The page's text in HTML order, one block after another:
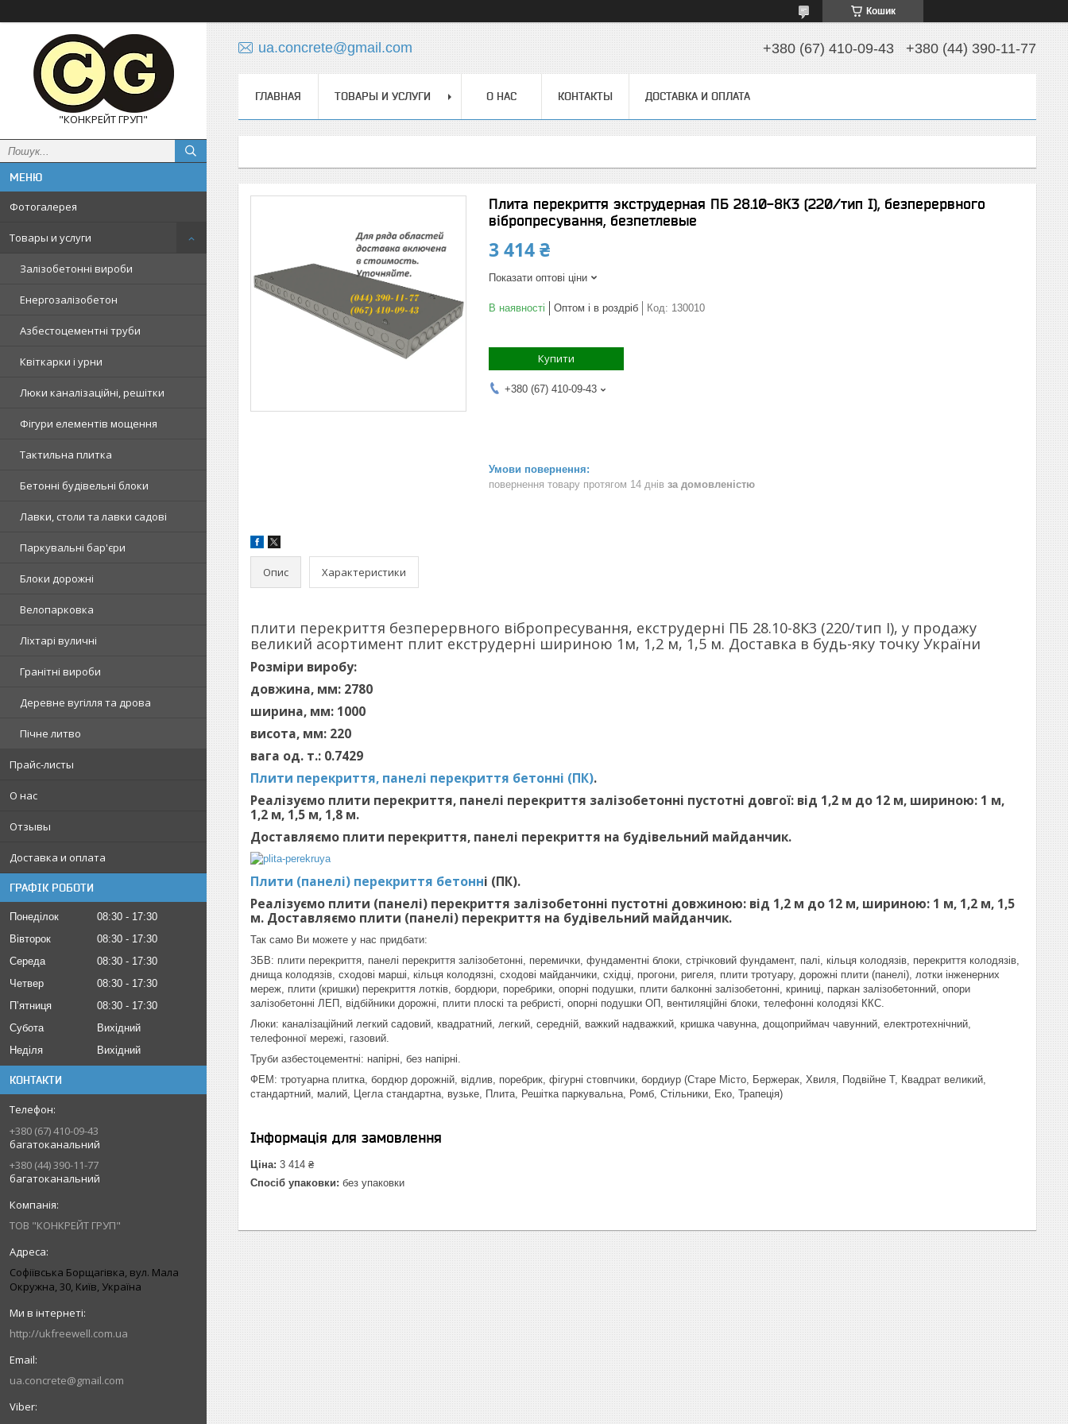
Кошик
"КОНКРЕЙТ ГРУП"
Фотогалерея
Товары и услуги
Залізобетонні вироби
Енергозалізобетон
Азбестоцементні труби
Квіткарки і урни
Люки каналізаційні, решітки
Фігури елементів мощення
Тактильна плитка
Бетонні будівельні блоки
Лавки, столи та лавки садові
Паркувальні бар'єри
Блоки дорожні
Велопарковка
Ліхтарі вуличні
Гранітні вироби
Деревне вугілля та дрова
Пічне литво
Прайс-листы
О нас
Отзывы
Доставка и оплата
ГРАФІК РОБОТИ
Понеділок 08:30
17:30
Вівторок
08:30
17:30
Середа
08:30
17:30
Четвер
08:30
17:30
Пʼятниця
08:30
17:30
Субота
Вихідний
Неділя
Вихідний
КОНТАКТИ
+380 (67) 410-09-43
багатоканальний
+380 (44) 390-11-77
багатоканальний
ТОВ "КОНКРЕЙТ ГРУП"
Софіївська Борщагівка, вул. Мала
Окружна, 30, Київ, Україна
http://ukfreewell.com.ua
ua.concrete@gmail.com
ua.concrete@gmail.com +380 (67) 410-09-43 +380 (44) 390-11-77
ГЛАВНАЯ ТОВАРЫ И УСЛУГИ О НАС КОНТАКТЫ ДОСТАВКА И ОПЛАТА
Плита перекриття экструдерная ПБ 28.10-8К3 (220/тип І), безперервного
вібропресування, безпетлевые
3 414 ₴
Показати оптові ціни
В наявності Оптом і в роздріб Код: 130010
Купити
+380 (67) 410-09-43
повернення товару протягом 14 днів за домовленістю
Опис Характеристики
плити перекриття безперервного вібропресування, екструдерні ПБ 28.10-8К3 (220/тип І), у продажу
великий асортимент плит екструдерні шириною 1м, 1,2 м, 1,5 м. Доставка в будь-яку точку України
Розміри виробу:
довжина, мм: 2780
ширина, мм: 1000
висота, мм: 220
вага од. т.: 0.7429
Плити перекриття, панелі перекриття бетонні (ПК).
Реалізуємо плити перекриття, панелі перекриття залізобетонні пустотні довгої: від 1,2 м до 12 м, шириною: 1 м,
1,2 м, 1,5 м, 1,8 м.
Доставляємо плити перекриття, панелі перекриття на будівельний майданчик.
Плити (панелі) перекриття бетонні (ПК).
Реалізуємо плити (панелі) перекриття залізобетонні пустотні довжиною: від 1,2 м до 12 м, шириною: 1 м, 1,2 м, 1,5
м. Доставляємо плити (панелі) перекриття на будівельний майданчик.
Так само Ви можете у нас придбати:
ЗБВ: плити перекриття, панелі перекриття залізобетонні, перемички, фундаментні блоки, стрічковий фундамент, палі, кільця колодязів, перекриття колодязів,
днища колодязів, сходові марші, кільця колодязні, сходові майданчики, східці, прогони, ригеля, плити тротуару, дорожні плити (панелі), лотки інженерних
мереж, плити (кришки) перекриття лотків, бордюри, поребрики, опорні подушки, плити балконні залізобетонні, криниці, паркан залізобетонний, опори
залізобетонні ЛЕП, відбійники дорожні, плити плоскі та ребристі, опорні подушки ОП, вентиляційні блоки, телефонні колодязі ККС.
Люки: каналізаційний легкий садовий, квадратний, легкий, середній, важкий надважкий, кришка чавунна, дощоприймач чавунний, електротехнічний,
телефонної мережі, газовий.
Труби азбестоцементні: напірні, без напірні.
ФЕМ: тротуарна плитка, бордюр дорожній, відлив, поребрик, фігурні стовпчики, бордиур (Старе Місто, Бержерак, Хвиля, Подвійне Т, Квадрат великий,
стандартний, малий, Цегла стандартна, вузьке, Плита, Решітка паркувальна, Ромб, Стільники, Еко, Трапеція)
Інформація для замовлення
Ціна: 3 414 ₴
Спосіб упаковки: без упаковки